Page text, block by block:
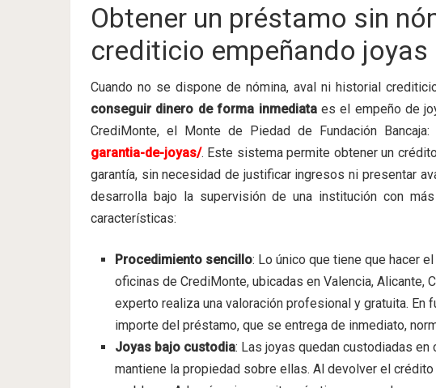
Obtener un préstamo sin
crediticio empeñando joyas
Cuando no se dispone de nómina, aval ni historial
conseguir dinero de forma inmediataes el empeño de
CrediMonte, el Monte de Piedad de Fundación Bancaja:
garantia-de-joyas/. Este sistema permite obtener un
garantía, sin necesidad de justificar ingresos ni presentar
desarrolla bajo la supervisión de una institución con
características:
Procedimiento sencillo: Lo único que tiene que hacer
oficinas de CrediMonte, ubicadas en Valencia, Alicante,
experto realiza una valoración profesional y gratuita.
importe del préstamo, que se entrega de inmediato,
Joyas bajo custodia: Las joyas quedan custodiadas
mantiene la propiedad sobre ellas. Al devolver el